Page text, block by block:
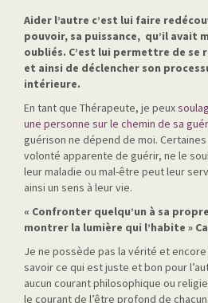
Aider l’autre c’est lui faire
pouvoir, sa puissance, qu’il avait
oubliés. C’est lui permettre de se
et ainsi de déclencher son
intérieure.
En tant que Thérapeute, je peux
une personne sur le chemin de sa
guérison ne dépend de moi.
volonté apparente de guérir, ne le
leur maladie ou mal-être peut leur
ainsi un sens à leur vie.
« Confronter quelqu’un à sa
montrer la lumière qui l’habite »
Je ne possède pas la vérité et
savoir ce qui est juste et bon pour
aucun courant philosophique ou
le courant de l’être profond de chacun.